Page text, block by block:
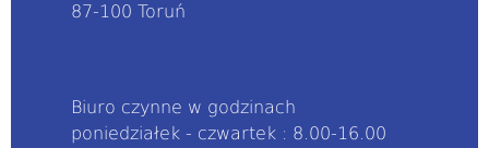
87-100 Toruń
Biuro czynne w godzinach
poniedziałek - czwartek : 8.00-16.00